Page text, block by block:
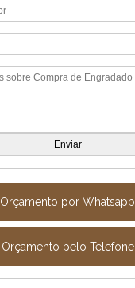
Orçamento por Whatsapp
Orçamento pelo Telefone